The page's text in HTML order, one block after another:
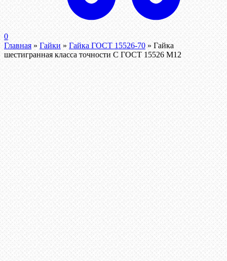
0
Главная » Гайки » Гайка ГОСТ 15526-70 » Гайка
шестигранная класса точности С ГОСТ 15526 М12